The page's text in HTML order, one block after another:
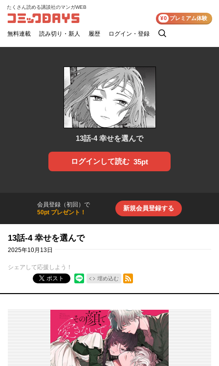
コミックDAYS
たくさん読める講談社のマンガWEB
無料連載 読み切り・新人 履歴 ログイン・登録
検
¥0 プレミアム体験
13話-4 幸せを選んで
ログインして読む 35pt
会員登録（初回）で
50pt プレゼント！
新規会員登録する
13話-4 幸せを選んで
2025年10月13日
シェアして応援しよう！
ポスト
埋め込む
RSSフィード